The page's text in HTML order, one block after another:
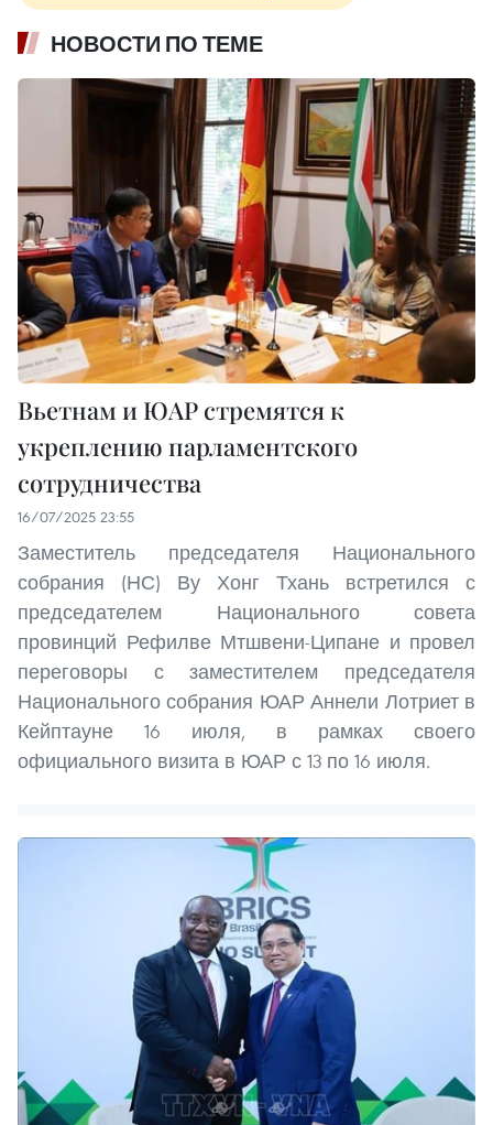
НОВОСТИ ПО ТЕМЕ
Вьетнам и ЮАР стремятся к
укреплению парламентского
сотрудничества
16/07/2025 23:55
Заместитель председателя Национального
собрания (НС) Ву Хонг Тхань встретился с
председателем Национального совета
провинций Рефилве Мтшвени-Ципане и провел
переговоры с заместителем председателя
Национального собрания ЮАР Аннели Лотриет в
Кейптауне 16 июля, в рамках своего
официального визита в ЮАР с 13 по 16 июля.